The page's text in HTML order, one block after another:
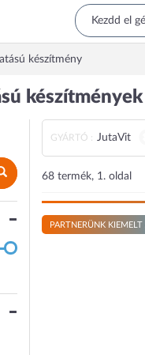
készítmény
készítmények
GYÁRTÓ : JutaVit
68 termék, 1. oldal
PARTNERÜNK